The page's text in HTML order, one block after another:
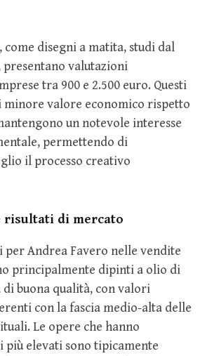
come disegni a matita, studi dal
valutazioni
tra 900 e 2.500 euro. Questi
minore valore economico rispetto
un notevole interesse
permettendo di
il processo creativo
risultati di mercato
Andrea Favero nelle vendite
principalmente dipinti a olio di
di buona qualità, con valori
con la fascia medio-alta delle
Le opere che hanno
più elevati sono tipicamente